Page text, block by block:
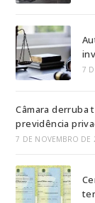
7
Câmara derruba
previdência
7 DE NOVEMBRO DE